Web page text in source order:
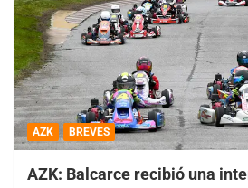
AZK BREVES
AZK: Balcarce recibió una